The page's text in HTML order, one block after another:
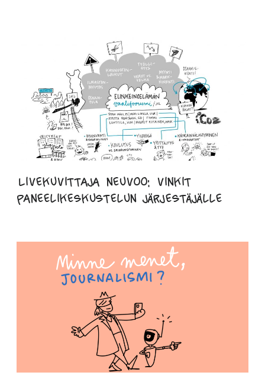
Livekuvittaja neuvoo: vinkit
paneelikeskustelun järjestäjälle